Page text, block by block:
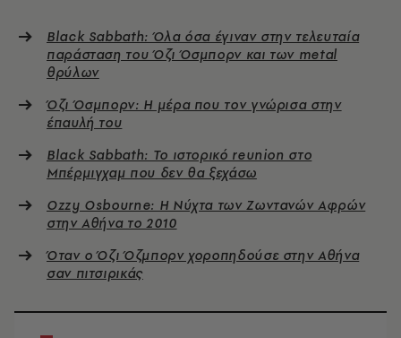
Black Sabbath: Όλα όσα έγιναν στην τελευταία
παράσταση του Όζι Όσμπορν και των metal
θρύλων
Όζι Όσμπορν: Η μέρα που τον γνώρισα στην
έπαυλή του
Black Sabbath: Το ιστορικό reunion στο
Μπέρμιγχαμ που δεν θα ξεχάσω
Ozzy Osbourne: Η Νύχτα των Ζωντανών Αφρών
στην Αθήνα το 2010
Όταν ο Όζι Όζμπορν χοροπηδούσε στην Αθήνα
σαν πιτσιρικάς